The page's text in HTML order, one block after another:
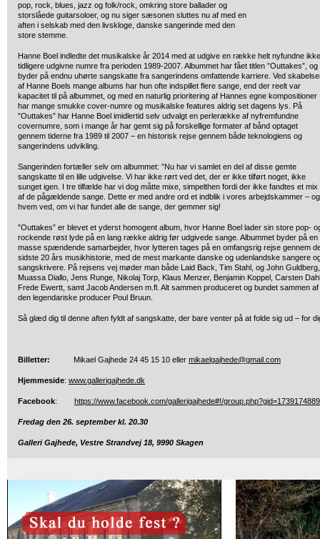
pop, rock, blues, jazz og folk/rock, omkring store ballader og
storslåede guitarsoloer, og nu siger sæsonen sluttes nu af med en
aften i selskab med den livskloge, danske sangerinde med den
store stemme.
Hanne Boel indledte det musikalske år 2014 med at udgive en række helt nyfundne ikke
tidligere udgivne numre fra perioden 1989-2007. Albummet har fået titlen ”Outtakes”, og
byder på endnu uhørte sangskatte fra sangerindens omfattende karriere. Ved
af Hanne Boels mange albums har hun ofte indspillet flere sange, end der reelt var
kapacitet til på albummet, og med en naturlig prioritering af Hannes egne kompositioner
har mange smukke cover-numre og musikalske features aldrig set dagens lys. På
”Outtakes” har Hanne Boel imidlertid selv udvalgt en perlerække af nyfremfundne
covernumre, som i mange år har gemt sig på forskellige formater af bånd optaget
gennem tiderne fra 1989 til 2007 – en historisk rejse gennem både teknologiens og
sangerindens udvikling.
Sangerinden fortæller selv om albummet: ”Nu har vi samlet en del af disse gemte
sangskatte til en lille udgivelse. Vi har ikke rørt ved det, der er ikke tilført noget, ikke
sunget igen. I tre tilfælde har vi dog måtte mixe, simpelthen fordi der ikke fandtes et mix
af de pågældende sange. Dette er med andre ord et indblik i vores arbejdskammer – og
hvem ved, om vi har fundet alle de sange, der gemmer sig!
”Outtakes” er blevet et yderst homogent album, hvor Hanne Boel lader sin store pop-
rockende røst lyde på en lang række aldrig før udgivede sange. Albummet byder på en
masse spændende samarbejder, hvor lytteren tages på en omfangsrig rejse gennem
sidste 20 års musikhistorie, med de mest markante danske og udenlandske sangere
sangskrivere. På rejsens vej møder man både Laid Back, Tim Stahl, og John Guldberg,
Muassa Diallo, Jens Runge, Nikolaj Torp, Klaus Menzer, Benjamin Koppel, Carsten
Frede Ewertt, samt Jacob Andersen m.fl. Alt sammen produceret og bundet sammen af
den legendariske producer Poul Bruun.
Så glæd dig til denne aften fyldt af sangskatte, der bare venter på at folde sig ud – for
Billetter: Mikael Gajhede 24 45 15 10 eller mikaelgajhede@gmail.com
Hjemmeside: www.gallerigajhede.dk
Facebook: https://www.facebook.com/gallerigajhede#!/
Fredag den 26. september kl. 20.30
Galleri Gajhede, Vestre Strandvej 18, 9990 Skagen